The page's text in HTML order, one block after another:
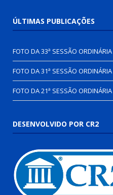
ÚLTIMAS PUBLICAÇÕES
FOTO DA 33ª SESSÃO ORDINÁRIA
FOTO DA 31ª SESSÃO ORDINÁRIA
FOTO DA 21ª SESSÃO ORDINÁRIA
DESENVOLVIDO POR CR2